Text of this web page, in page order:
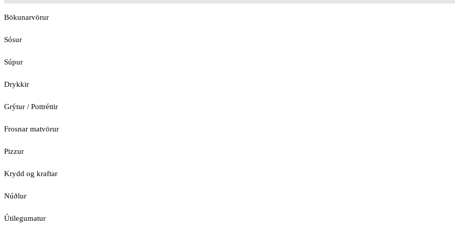
Bökunarvörur
Sósur
Súpur
Drykkir
Grýtur / Pottréttir
Frosnar matvörur
Pizzur
Krydd og kraftar
Núðlur
Útilegumatur